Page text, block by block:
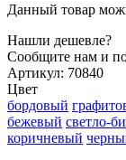
Данный товар
Нашли дешевле?
Сообщите нам и
Артикул: 70840
Цвет
бордовый
бежевый светло-
коричневый